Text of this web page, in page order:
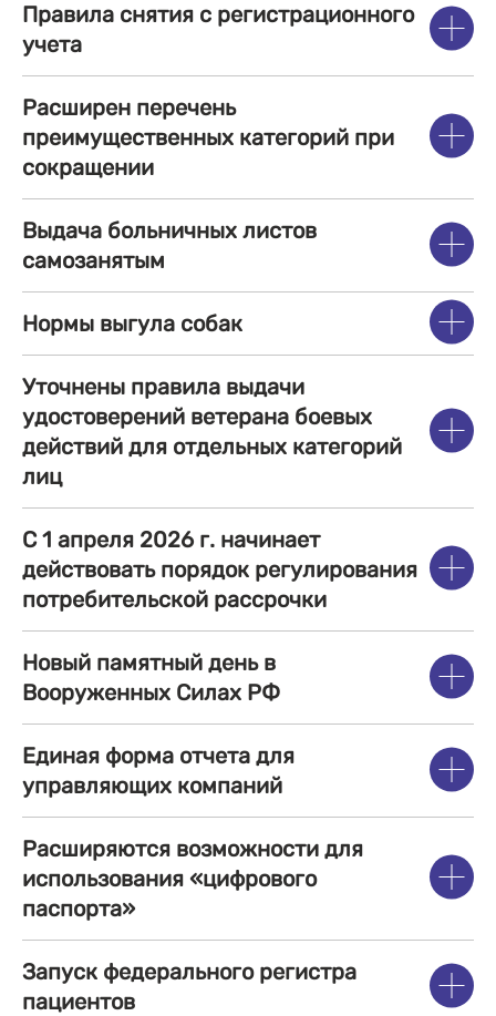
Правила снятия с регистрационного
учета
Расширен перечень
преимущественных категорий при
сокращении
Выдача больничных листов
самозанятым
Нормы выгула собак
Уточнены правила выдачи
удостоверений ветерана боевых
действий для отдельных категорий
лиц
С 1 апреля 2026 г. начинает
действовать порядок регулирования
потребительской рассрочки
Новый памятный день в
Вооруженных Силах РФ
Единая форма отчета для
управляющих компаний
Расширяются возможности для
использования «цифрового
паспорта»
Запуск федерального регистра
пациентов